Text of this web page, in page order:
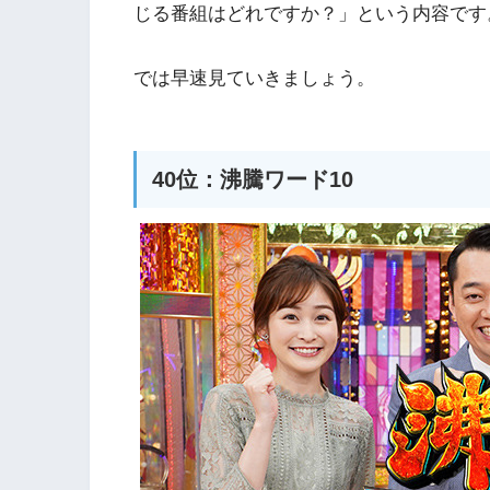
じる番組はどれですか？」という内容で
では早速見ていきましょう。
40位：沸騰ワード10